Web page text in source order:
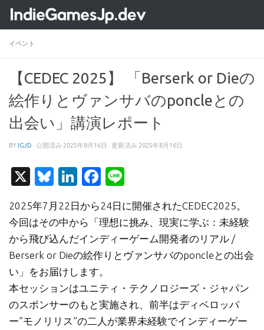
コンテンツへスキップ
イベント
【CEDEC 2025】 「Berserk or Dieの
絵作りとヴァンサバのponcleとの
出会い」講演レポート
BY IGJD · 公開済み 2025年8月16日 · 更新済み 2025年8月16日
X Bluesky
LinkedIn
Facebook
2025年7月22日から24日に開催されたCEDEC2025。
今回はその中から「理想に挑み、現実に学ぶ：未経験
から飛び込んだインディーゲーム開発者のリアル /
Berserk or Dieの絵作りとヴァンサバのponcleとの出会
い」をお届けします。
本セッションはユニティ・テクノロジーズ・ジャパン
のスポンサーのもと実施され、前半はディベロッパ
ー”モノリリス”の二人が業界未経験でインディーゲー